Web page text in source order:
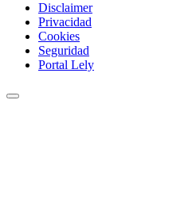
Disclaimer
Privacidad
Cookies
Seguridad
Portal Lely